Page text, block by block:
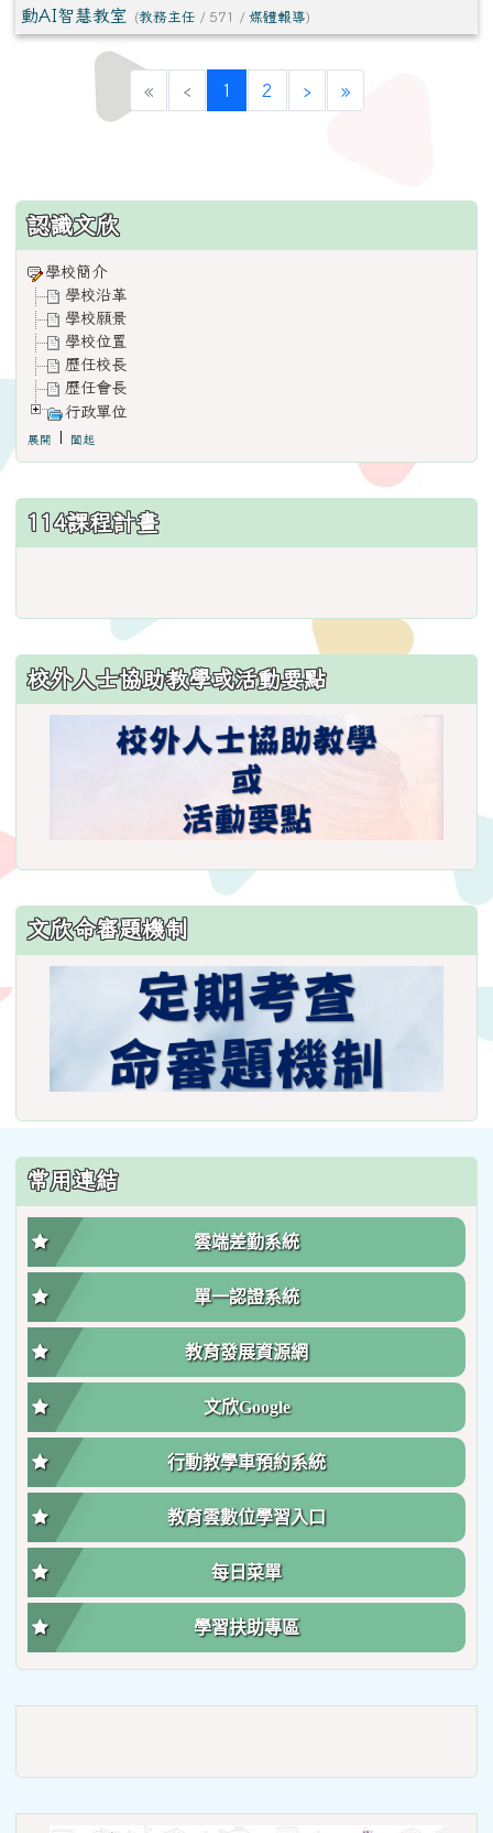
動AI智慧教室
(教務主任 / 571 / 媒體報導)
« ‹ 1 (current)
2 › »
:::
認識文欣
學校簡介
學校沿革
學校願景
學校位置
歷任校長
歷任會長
行政單位
展開 | 闔起
114課程計畫
https://
ncsn=11&nsn=29
\
校外人士協助教學或活動要點
文欣命審題機制
常用連結
雲端差勤系統
單一認證系統
教育發展資源網
文欣Google
行動教學車預約系統
教育雲數位學習入口
每日菜單
學習扶助專區